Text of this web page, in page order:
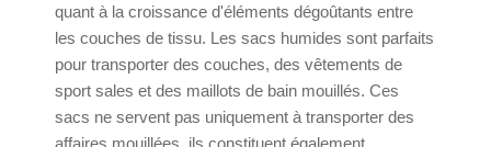
quant à la croissance d'éléments dégoûtants entre
les couches de tissu. Les sacs humides sont parfaits
pour transporter des couches, des vêtements de
sport sales et des maillots de bain mouillés. Ces
sacs ne servent pas uniquement à transporter des
affaires mouillées, ils constituent également